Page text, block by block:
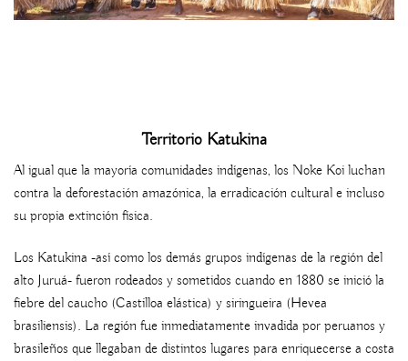
Territorio Katukina
Al igual que la mayoría comunidades indígenas, los Noke Koi luchan
contra la deforestación amazónica, la erradicación cultural e incluso
su propia extinción física.
Los Katukina -así como los demás grupos indígenas de la región del
alto Juruá- fueron rodeados y sometidos cuando en 1880 se inició la
fiebre del caucho (Castilloa elástica) y siringueira (Hevea
brasiliensis). La región fue inmediatamente invadida por peruanos y
brasileños que llegaban de distintos lugares para enriquecerse a costa